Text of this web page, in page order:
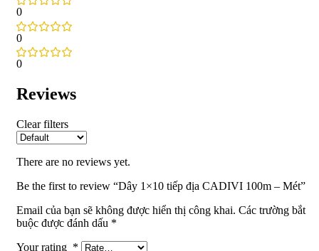
0
0
0
Reviews
Clear filters
There are no reviews yet.
Be the first to review “Dây 1×10 tiếp địa CADIVI 100m – Mét”
Email của bạn sẽ không được hiển thị công khai. Các trường bắt
buộc được đánh dấu *
Your rating *